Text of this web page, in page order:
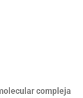
compleja